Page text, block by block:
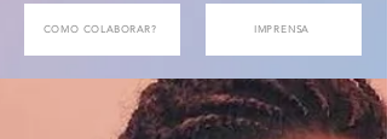
COMO COLABORAR? IMPRENSA